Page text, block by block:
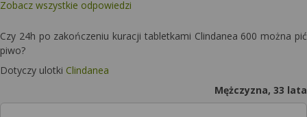
Zobacz wszystkie odpowiedzi
Czy 24h po zakończeniu kuracji tabletkami Clindanea 600 można pić
piwo?
Dotyczy ulotki Clindanea
Mężczyzna, 33 lata